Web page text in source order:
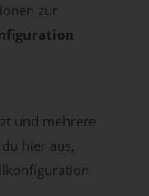
zur
und mehrere
hier aus,